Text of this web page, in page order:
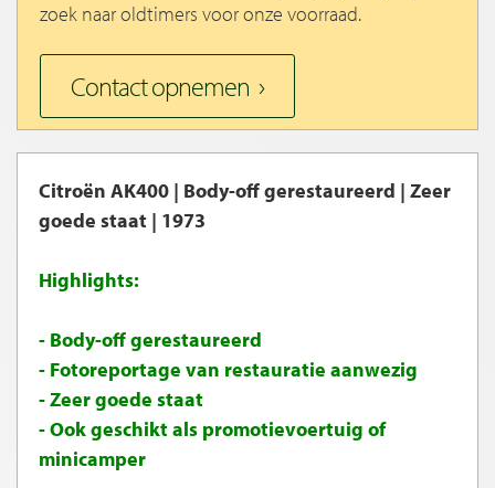
zoek naar oldtimers voor onze voorraad.
Contact opnemen
Citroën AK400 | Body-off gerestaureerd | Zeer
goede staat | 1973
Highlights:
- Body-off gerestaureerd
- Fotoreportage van restauratie aanwezig
- Zeer goede staat
- Ook geschikt als promotievoertuig of
minicamper